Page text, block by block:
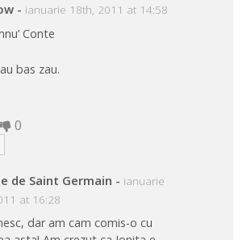
- ianuarie 18th, 2011 at 14:58
Conte
bas zau.
0
de Saint Germain - ianuarie
at 16:28
dar am cam comis-o cu